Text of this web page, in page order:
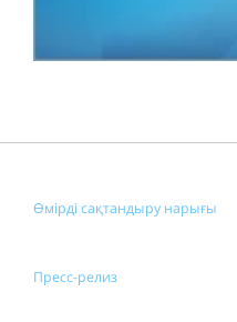
Өмірді сақтандыру нарығы
Пресс-релиз